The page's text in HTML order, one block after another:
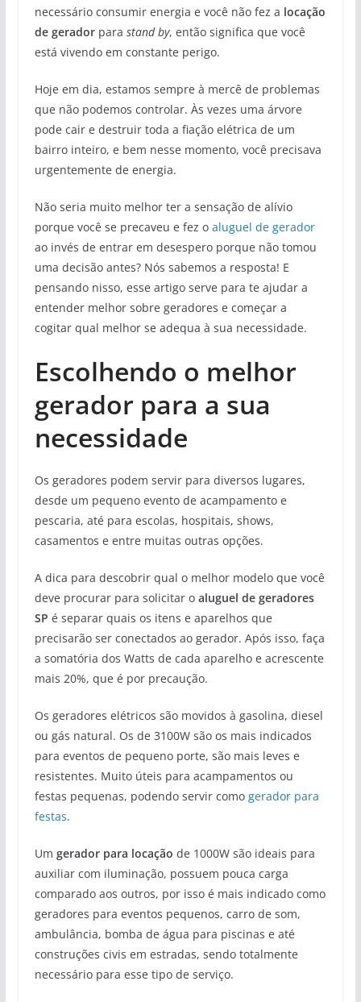
necessário consumir energia e você não fez a locação
de gerador para stand by, então significa que você
está vivendo em constante perigo.
Hoje em dia, estamos sempre à mercê de problemas
que não podemos controlar. Às vezes uma árvore
pode cair e destruir toda a fiação elétrica de um
bairro inteiro, e bem nesse momento, você precisava
urgentemente de energia.
Não seria muito melhor ter a sensação de alívio
porque você se precaveu e fez o aluguel de gerador
ao invés de entrar em desespero porque não tomou
uma decisão antes? Nós sabemos a resposta! E
pensando nisso, esse artigo serve para te ajudar a
entender melhor sobre geradores e começar a
cogitar qual melhor se adequa à sua necessidade.
Escolhendo o melhor
gerador para a sua
necessidade
Os geradores podem servir para diversos lugares,
desde um pequeno evento de acampamento e
pescaria, até para escolas, hospitais, shows,
casamentos e entre muitas outras opções.
A dica para descobrir qual o melhor modelo que você
deve procurar para solicitar o aluguel de geradores
SP é separar quais os itens e aparelhos que
precisarão ser conectados ao gerador. Após isso, faça
a somatória dos Watts de cada aparelho e acrescente
mais 20%, que é por precaução.
Os geradores elétricos são movidos à gasolina, diesel
ou gás natural. Os de 3100W são os mais indicados
para eventos de pequeno porte, são mais leves e
resistentes. Muito úteis para acampamentos ou
festas pequenas, podendo servir como gerador para
festas.
Um gerador para locação de 1000W são ideais para
auxiliar com iluminação, possuem pouca carga
comparado aos outros, por isso é mais indicado como
geradores para eventos pequenos, carro de som,
ambulância, bomba de água para piscinas e até
construções civis em estradas, sendo totalmente
necessário para esse tipo de serviço.